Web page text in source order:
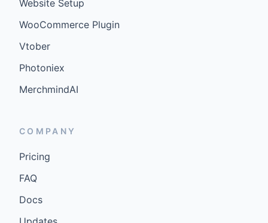
Website Setup
WooCommerce Plugin
Vtober
Photoniex
MerchmindAI
COMPANY
Pricing
FAQ
Docs